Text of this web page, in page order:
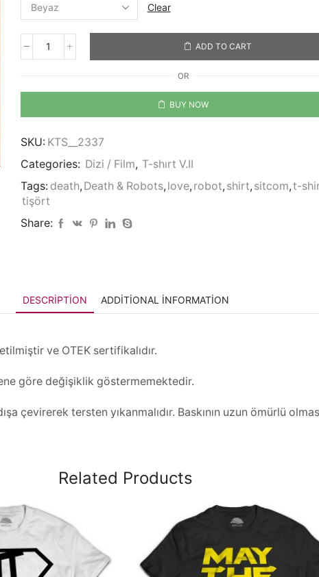
Clear
Love,
Robots
ADD TO CART
OR
BUY NOW
SKU: KTS__2337
Categories: Dizi / Film, T-shırt V.II
Tags: death, Death & Robots, love, robot, shirt, sitcom,t-
tişört
Share:
DESCRIPTION ADDITIONAL INFORMATION
ve OTEK sertifikalıdır.
göre değişiklik göstermemektedir.
çevirerek tersten yıkanmalıdır. Baskının uzun ömürlü
Related Products